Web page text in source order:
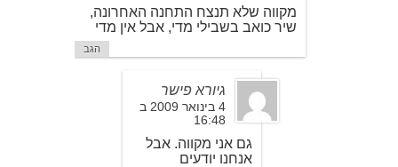
מקווה שלא תנצח התחנה האחרונה,
שיר כואב בשבילי מדי, אבל אין מדי
הגב
גיורא פישר
4 בינואר 2009 ב
16:48
גם אני מקווה. אבל
אנחנו יודעים